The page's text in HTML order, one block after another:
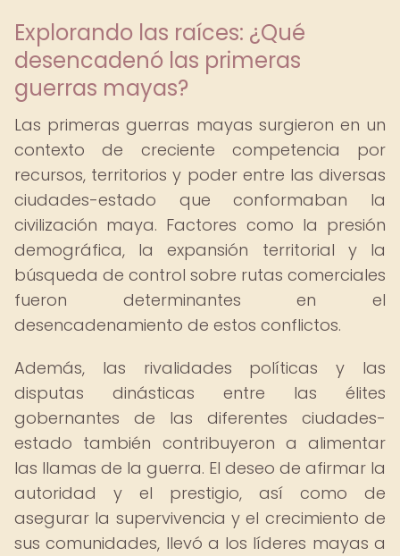
Explorando las raíces: ¿Qué
desencadenó las primeras
guerras mayas?
Las primeras guerras mayas surgieron en un
contexto de creciente competencia por
recursos, territorios y poder entre las diversas
ciudades-estado que conformaban la
civilización maya. Factores como la presión
demográfica, la expansión territorial y la
búsqueda de control sobre rutas comerciales
fueron determinantes en el
desencadenamiento de estos conflictos.
Además, las rivalidades políticas y las
disputas dinásticas entre las élites
gobernantes de las diferentes ciudades-
estado también contribuyeron a alimentar
las llamas de la guerra. El deseo de afirmar la
autoridad y el prestigio, así como de
asegurar la supervivencia y el crecimiento de
sus comunidades, llevó a los líderes mayas a